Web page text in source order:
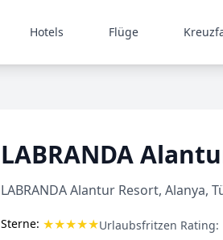
Hotels Flüge
LABRANDA
LABRANDA Alantur Resort, Alanya,
Sterne: ★★★★★Urlaubsfritzen Rating: